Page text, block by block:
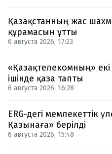
Қазақстанның жас
құрамасын ұтты
6 августа 2026, 17:23
«Қазақтелекомның» екі
ішінде қаза тапты
6 августа 2026, 16:28
ERG-дегі мемлекеттік
Қазынаға» берілді
6 августа 2026, 15:48